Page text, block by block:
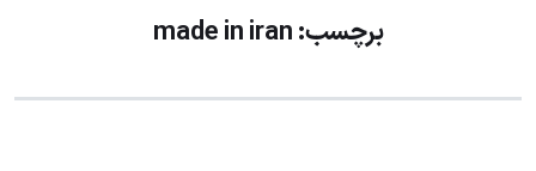
برچسب:made in iran